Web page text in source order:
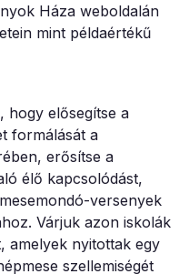
Háza weboldalán
mint példaértékű
hogy elősegítse a
formálását a
erősítse a
élő kapcsolódást,
versenyek
Várjuk azon iskolák
amelyek nyitottak egy
szellemiségét